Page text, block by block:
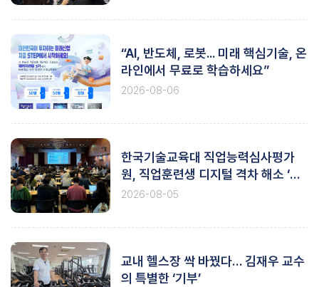
“AI, 반도체, 로봇... 미래 핵심기술, 온
라인에서 무료로 학습하세요”
2026-08-06
한국기술교육대 직업능력심사평가
원, 직업훈련생 디지털 격차 해소 ‘앞
장’
2026-08-05
교내 헬스장 싹 바꿨다… 김재우 교수
의 특별한 ‘기부’